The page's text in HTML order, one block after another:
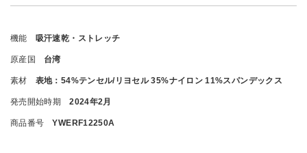
機能 吸汗速乾・ストレッチ
原産国 台湾
素材 表地：54%テンセル/リヨセル 35%ナイロン 11%スパンデックス
発売開始時期 2024年2月
商品番号 YWERF12250A